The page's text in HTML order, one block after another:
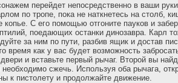
перейдет непосредственно в ваши
по тропе, пока не наткнетесь на столб,
С его помощью отгоните пауков и
поедающих останки динозавра. Карл
за ним по пути, разбив ящик и достав
время как у вас будет возможность
и вставьте первый рычаг. Второй вы
сжечь. Используя оба рычага,
к пистолету и продолжайте движение.